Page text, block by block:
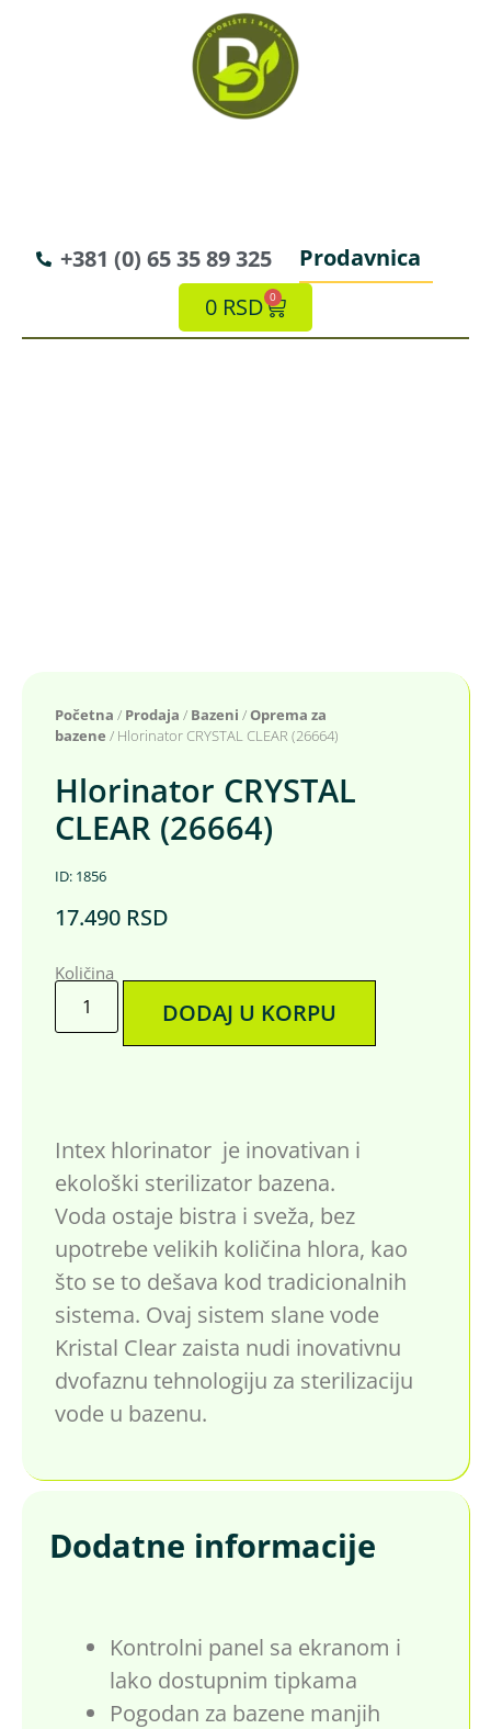
+381 (0) 65 35 89 325
Prodavnica
0 RSD 0
Početna / Prodaja / Bazeni /Oprema za
bazene / Hlorinator CRYSTAL CLEAR (26664)
Hlorinator CRYSTAL
CLEAR (26664)
ID: 1856
17.490 RSD
Količina
DODAJ U KORPU
Intex hlorinator je inovativan i
ekološki sterilizator bazena.
Voda ostaje bistra i sveža, bez
upotrebe velikih količina hlora, kao
što se to dešava kod tradicionalnih
sistema. Ovaj sistem slane vode
Kristal Clear zaista nudi inovativnu
dvofaznu tehnologiju za sterilizaciju
vode u bazenu.
Dodatne informacije
Kontrolni panel sa ekranom i
lako dostupnim tipkama
Pogodan za bazene manjih